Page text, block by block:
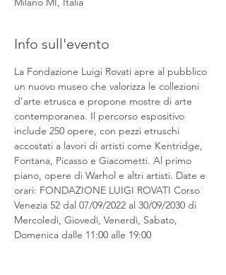
Info sull'evento
La Fondazione Luigi Rovati apre al pubblico
un nuovo museo che valorizza le collezioni
d’arte etrusca e propone mostre di arte
contemporanea. Il percorso espositivo
include 250 opere, con pezzi etruschi
accostati a lavori di artisti come Kentridge,
Fontana, Picasso e Giacometti. Al primo
piano, opere di Warhol e altri artisti. Date e
orari: FONDAZIONE LUIGI ROVATI Corso
Venezia 52 dal 07/09/2022 al 30/09/2030 di
Mercoledì, Giovedì, Venerdì, Sabato,
Domenica dalle 11:00 alle 19:00